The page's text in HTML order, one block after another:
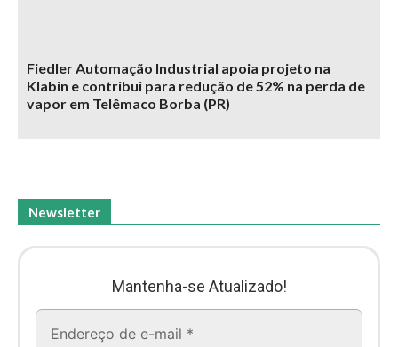
Fiedler Automação Industrial apoia projeto na
Klabin e contribui para redução de 52% na perda de
vapor em Telêmaco Borba (PR)
Newsletter
Mantenha-se Atualizado!